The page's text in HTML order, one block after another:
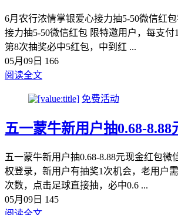
6月农行浓情掌银爱心接力抽5-50微信红
接力抽5-50微信红包 限特邀用户，每支付
第8次抽奖必中5红包，中到红 ...
05月09日 166
阅读全文
免费活动
五一蒙牛新用户抽0.68-8.88
五一蒙牛新用户抽0.68-8.88元现金红包微
权登录，新用户有抽奖1次机会，老用户
次数，点击足球直接抽，必中0.6 ...
05月09日 145